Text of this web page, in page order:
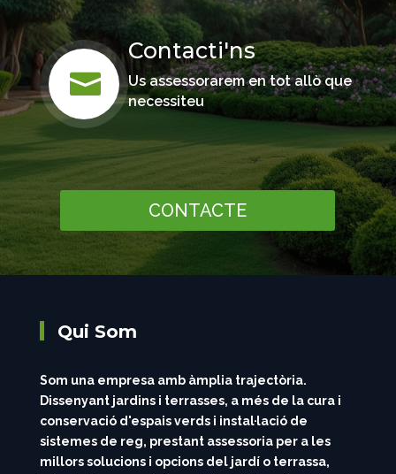

Contacti'ns
Us assessorarem en tot allò que
necessiteu
CONTACTE
Qui Som
Som una empresa amb àmplia trajectòria.
Dissenyant jardins i terrasses, a més de la cura i
conservació d'espais verds i instal·lació de
sistemes de reg, prestant assessoria per a les
millors solucions i opcions del jardí o terrassa,